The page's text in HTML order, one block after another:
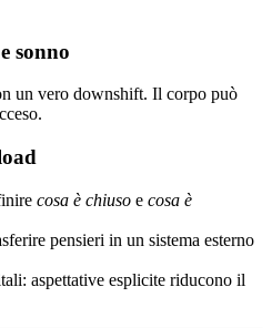
sonno
un vero downshift. Il corpo può
cosa è chiuso e cosa è
pensieri in un sistema esterno
aspettative esplicite riducono il